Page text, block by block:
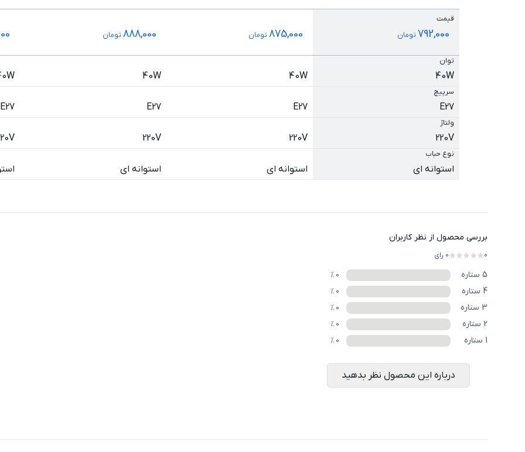
قیمت
792,000 تومان 875,000 تومان 888,000 تومان
توان
40W
40W
40W
سرپیچ
E27
E27
E27
E27
ولتاژ
220V
220V
220V
نوع حباب
استوانه ای استوانه ای استوانه ای
بررسی محصول از نظر کاربران
0
0 رای
5 ستاره 0
%
4 ستاره 0
%
3 ستاره 0
%
2 ستاره 0
%
1 ستاره 0
%
درباره این محصول نظر بدهید